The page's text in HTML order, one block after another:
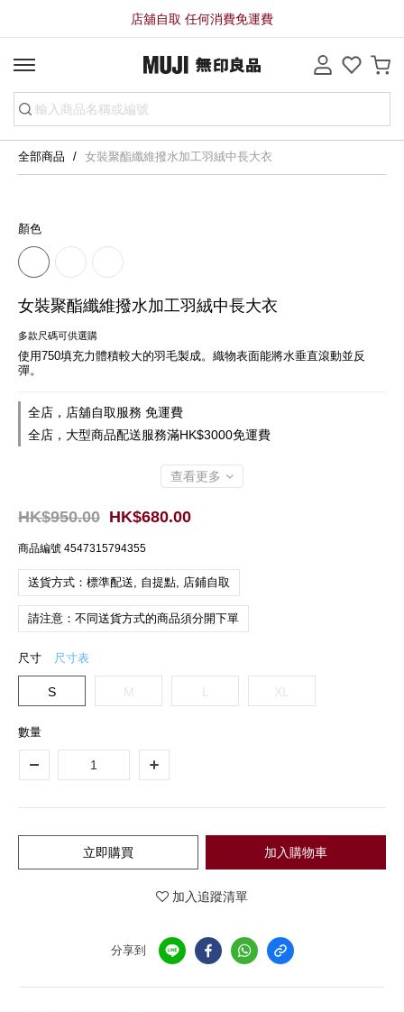
店舖自取 任何消費免運費
全部商品 女裝聚酯纖維撥水加工羽絨中長大衣
顏色
女裝聚酯纖維撥水加工羽絨中長大衣
多款尺碼可供選購
使用750填充力體積較大的羽毛製成。織物表面能將水垂直滾動並反
彈。
全店，店舖自取服務 免運費
全店，大型商品配送服務滿HK$3000免運費
查看更多
HK$680.00
HK$950.00
商品編號 4547315794355
送貨方式：標準配送, 自提點, 店鋪自取
請注意：不同送貨方式的商品須分開下單
尺寸 尺寸表
S M XL
數量
加入購物車
立即購買
加入追蹤清單
分享到